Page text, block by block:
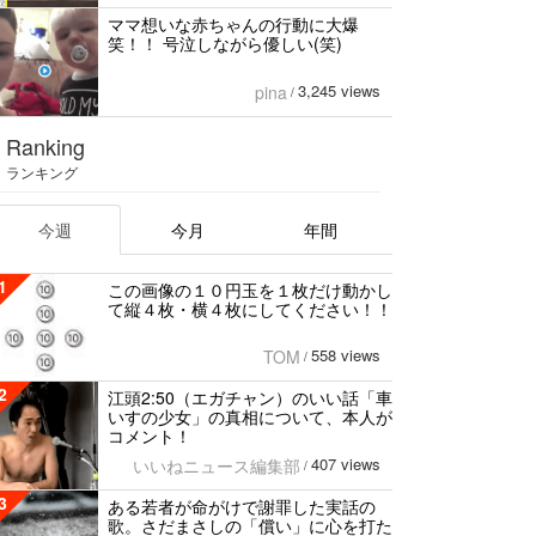
ママ想いな赤ちゃんの行動に大爆
笑！！ 号泣しながら優しい(笑)
pina / 3,245 views
Ranking
ランキング
今週 今月 年間
この画像の１０円玉を１枚だけ動かし
て縦４枚・横４枚にしてください！！
TOM / 558 views
江頭2:50（エガチャン）のいい話「車
いすの少女」の真相について、本人が
コメント！
いいねニュース編集部 / 407 views
ある若者が命がけで謝罪した実話の
歌。さだまさしの「償い」に心を打た